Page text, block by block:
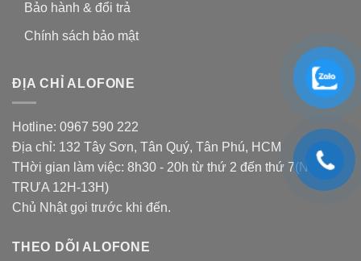
Bảo hành & đổi trả
Chính sách bảo mật
ĐỊA CHỈ ALOFONE
Hotline: 0967 590 222
Địa chỉ: 132 Tây Sơn, Tân Quý, Tân Phú, HCM
THời gian làm việc: 8h30 - 20h từ thứ 2 đến thứ 7(NGHỈ
TRƯA 12H-13H)
Chủ Nhật gọi trước khi đến.
THEO DÕI ALOFONE